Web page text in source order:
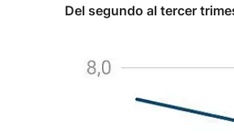
Del segundo al tercer